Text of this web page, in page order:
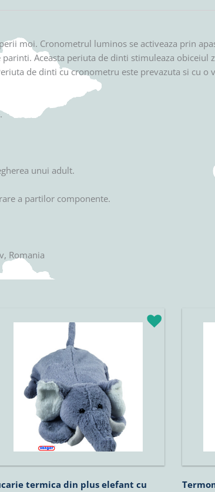
moi. Cronometrul luminos se activeaza prin
Aceasta periuta de dinti stimuleaza obiceiul
de dinti cu cronometru este prevazuta si cu o
unui adult.
a partilor componente.
Romania
termica din plus elefant cu